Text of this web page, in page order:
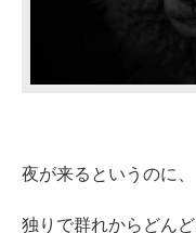
夜が来るというのに、
独りで群れからどん